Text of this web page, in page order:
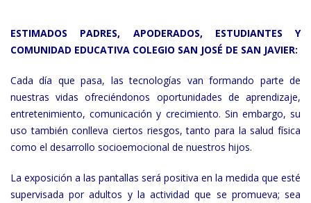
ESTIMADOS PADRES, APODERADOS, ESTUDIANTES Y
COMUNIDAD EDUCATIVA COLEGIO SAN JOSÉ DE SAN JAVIER:
Cada día que pasa, las tecnologías van formando parte de
nuestras vidas ofreciéndonos oportunidades de aprendizaje,
entretenimiento, comunicación y crecimiento. Sin embargo, su
uso también conlleva ciertos riesgos, tanto para la salud física
como el desarrollo socioemocional de nuestros hijos.
La exposición a las pantallas será positiva en la medida que esté
supervisada por adultos y la actividad que se promueva; sea